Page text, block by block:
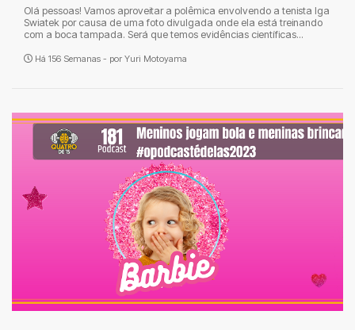
Olá pessoas! Vamos aproveitar a polêmica envolvendo a tenista Iga
Swiatek por causa de uma foto divulgada onde ela está treinando
com a boca tampada. Será que temos evidências científicas...
Há 156 Semanas - por Yuri Motoyama